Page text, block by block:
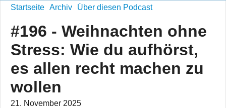
Startseite Archiv Über diesen Podcast
#196 - Weihnachten ohne
Stress: Wie du aufhörst,
es allen recht machen zu
wollen
21. November 2025